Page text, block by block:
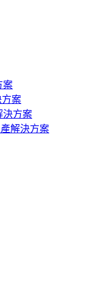
案
方案
決方案
產解決方案